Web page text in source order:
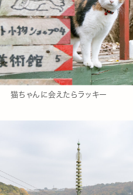
猫ちゃんに会えたらラッキー